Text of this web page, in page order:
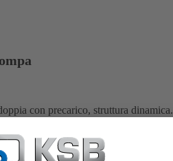
con precarico, struttura dinamica.